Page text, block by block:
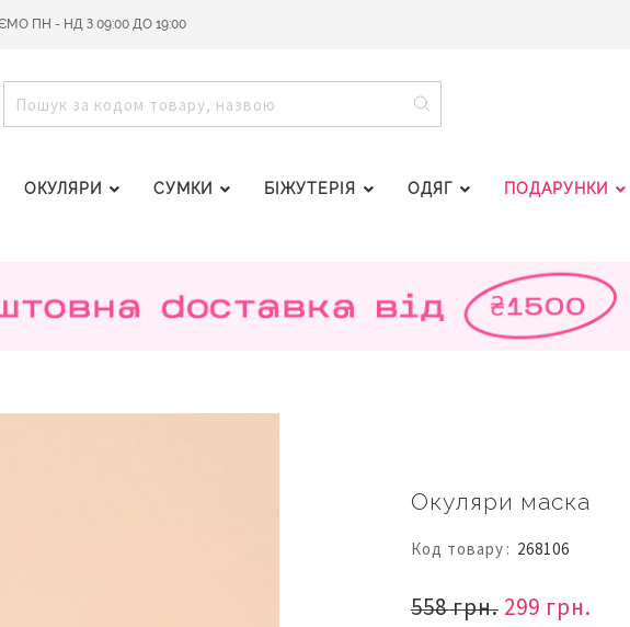
ПН - НД З 09:00 ДО 19:00
ПОШУК
ОКУЛЯРИ СУМКИ БІЖУТЕРІЯ ОДЯГ ПОДАРУНКИ
Окуляри маска
Код товару 268106
558 грн. 299 грн.